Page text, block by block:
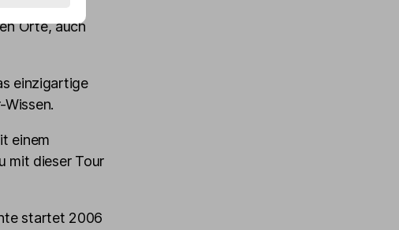
die
Orte, auch
einzigartige
einem
mit dieser Tour
startet 2006